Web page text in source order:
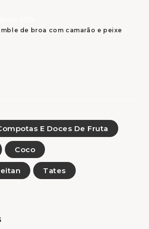
de broa com camarão e peixe
E Doces De Fruta
Coco
Tates